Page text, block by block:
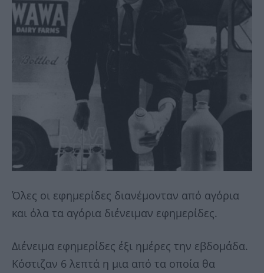
Όλες οι εφημερίδες διανέμονταν από αγόρια
και όλα τα αγόρια διένειμαν εφημερίδες.
Διένειμα εφημερίδες έξι ημέρες την εβδομάδα.
Κόστιζαν 6 λεπτά η μια από τα οποία θα